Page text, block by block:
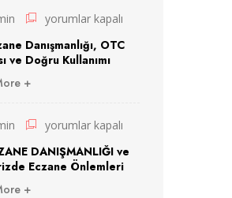
Bilgisayar
için
13-
Eczane
Danışmanlığı,
ve
Doğru
yorumlar kapalı
Danışmanlığı, OTC
ve Doğru Kullanımı
+
12-
ECZANE
DANIŞMANLIĞI
yorumlar kapalı
DANIŞMANLIĞI ve
Eczane Önlemleri
+